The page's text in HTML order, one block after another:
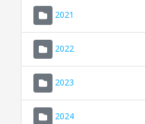
2021
2022
2023
2024